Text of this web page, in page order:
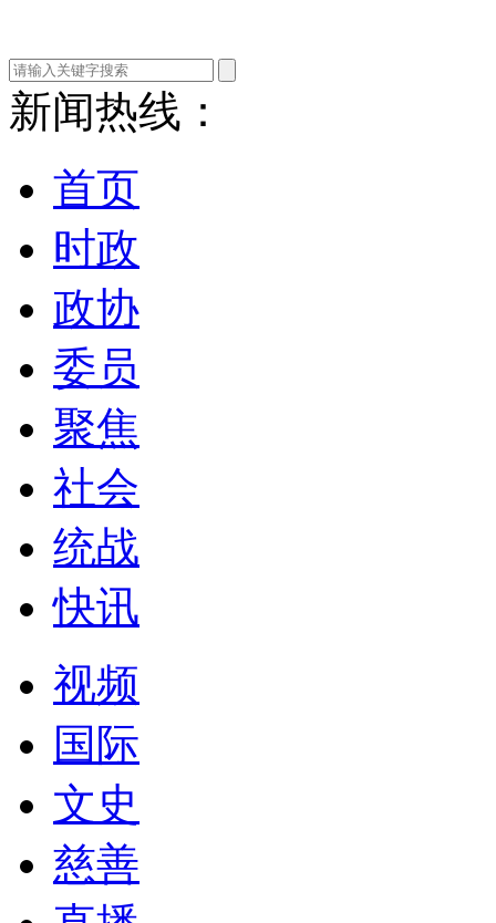
新闻热线：
首页
时政
政协
委员
聚焦
社会
统战
快讯
视频
国际
文史
慈善